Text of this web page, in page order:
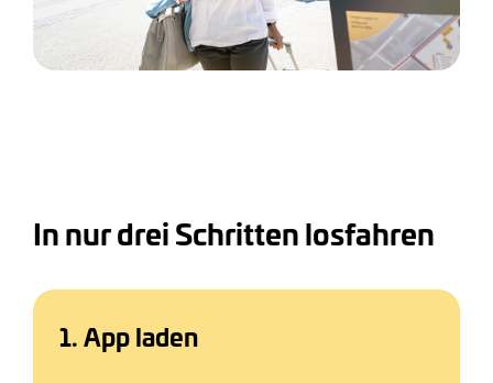
In nur drei Schritten losfahren
1. App laden